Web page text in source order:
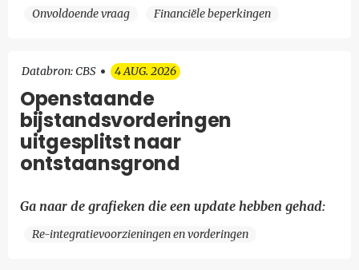
Onvoldoende vraag
Financiële beperkingen
Databron: CBS 4 AUG. 2026
Openstaande
bijstandsvorderingen
uitgesplitst naar
ontstaansgrond
Ga naar de grafieken die een update hebben gehad:
Re-integratievoorzieningen en vorderingen